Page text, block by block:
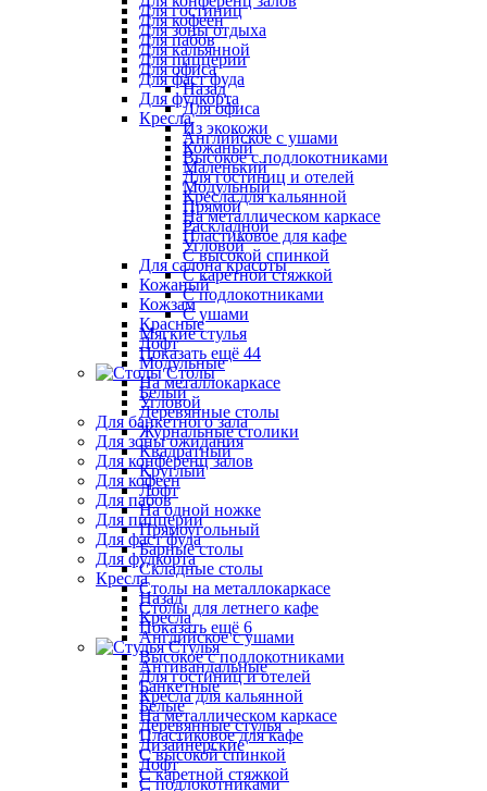
Для кофеен
Для пабов
Для пиццерии
Для фаст фуда
Для фудкорта
Кресла
Английское с ушами
Высокое с подлокотниками
Для гостиниц и отелей
Кресла для кальянной
На металлическом каркасе
Пластиковое для кафе
С высокой спинкой
С каретной стяжкой
С подлокотниками
С ушами
Мягкие стулья
Показать ещё 44
Столы
Белый
Деревянные столы
Журнальные столики
Квадратный
Круглый
Лофт
На одной ножке
Прямоугольный
Барные столы
Складные столы
Столы на металлокаркасе
Столы для летнего кафе
Показать ещё 6
Стулья
Антивандальные
Банкетные
Белые
Деревянные стулья
Дизайнерские
Лофт
С подлокотниками
Для гостиниц
Для зоны отдыха
Для кальянной
Для офиса
Назад
Для офиса
Из экокожи
Кожаный
Маленький
Модульный
Прямой
Раскладной
Угловой
Для салона красоты
Кожаный
Кожзам
Красные
Лофт
Модульные
На металлокаркасе
Угловой
Для банкетного зала
Для зоны ожидания
Для конференц залов
Для кофеен
Для пабов
Для пиццерии
Для фаст фуда
Для фудкорта
Кресла
Назад
Кресла
Английское с ушами
Высокое с подлокотниками
Для гостиниц и отелей
Кресла для кальянной
На металлическом каркасе
Пластиковое для кафе
С высокой спинкой
С каретной стяжкой